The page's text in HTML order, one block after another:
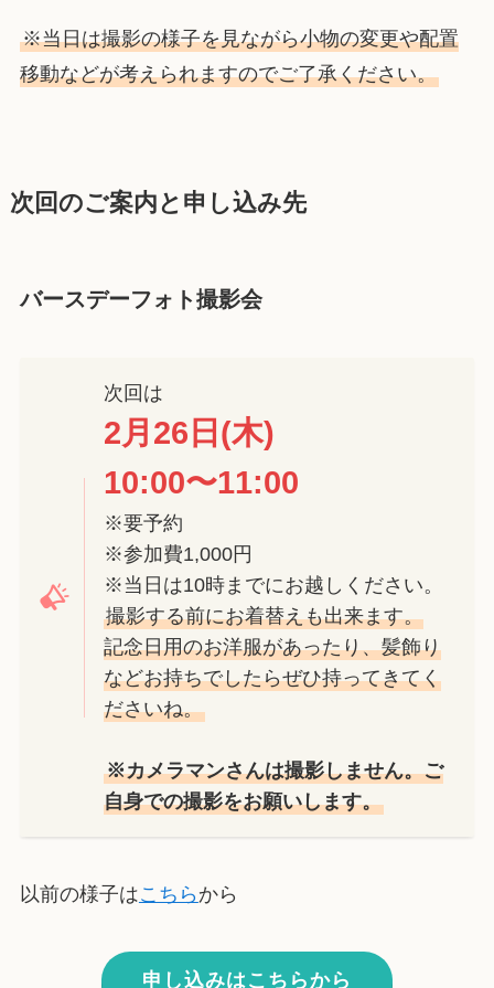
※当日は撮影の様子を見ながら小物の変更や配置
移動などが考えられますのでご了承ください。
次回のご案内と申し込み先
バースデーフォト撮影会
次回は
2月26日(木)
10:00〜11:00
※要予約
※参加費1,000円
※当日は10時までにお越しください。
撮影する前にお着替えも出来ます。
記念日用のお洋服があったり、髪飾り
などお持ちでしたらぜひ持ってきてく
ださいね。
※カメラマンさんは撮影しません。ご
自身での撮影をお願いします。
以前の様子はこちら から
申し込みはこちらから